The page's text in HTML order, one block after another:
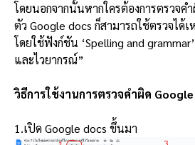
โดยนอกจากนั้นหากใครต้องการตรวจค
ตัว Google docs ก็สามารถใช้ตรวจได้
โดยใช้ฟังก์ชัน ‘Spelling and
และไวยากรณ์”
วิธีการใช้งานการตรวจคำผิด
1.เปิด Google docs ขึ้นมา